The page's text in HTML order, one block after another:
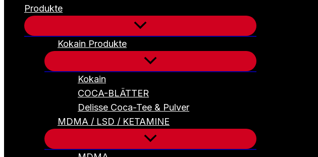
Produkte
Kokain Produkte
Kokain
COCA-BLÄTTER
Delisse Coca-Tee & Pulver
MDMA / LSD / KETAMINE